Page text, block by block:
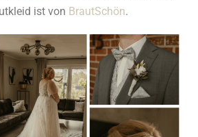
ist von BrautSchön.